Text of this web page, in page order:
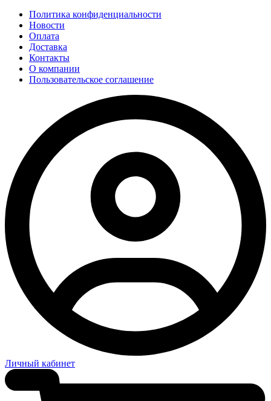
Политика конфиденциальности
Новости
Оплата
Доставка
Контакты
О компании
Пользовательское соглашение
Личный кабинет